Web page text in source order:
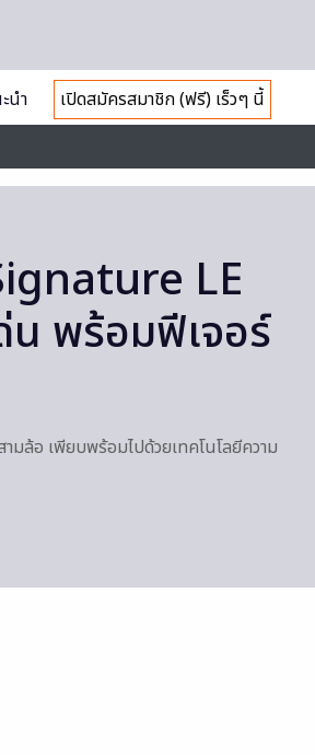
นำ
เปิดสมัครสมาชิก (ฟรี) เร็วๆ นี้
LE
น พร้อมฟีเจอร์
อ เพียบพร้อมไปด้วยเทคโนโลยีความ